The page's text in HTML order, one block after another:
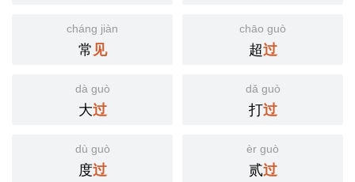
cháng jiàn
常见
chāo guò
超过
dà guò
大过
dǎ guò
打过
dù guò
度过
èr guò
贰过